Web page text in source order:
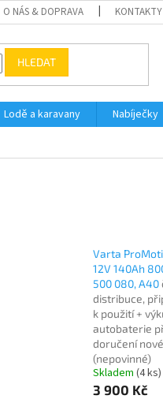
O NÁS & DOPRAVA KONTAKTY
HLEDAT
Lodě a karavany Nabíječky
Varta
12V 140Ah
500 080, A40
distribuce,
k použití +
autobaterie
doručení nové
(nepovinné)
Skladem (4 ks)
3 900 Kč